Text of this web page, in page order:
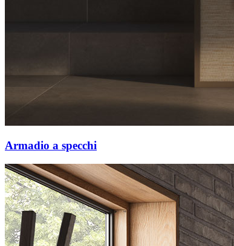
Armadio a specchi